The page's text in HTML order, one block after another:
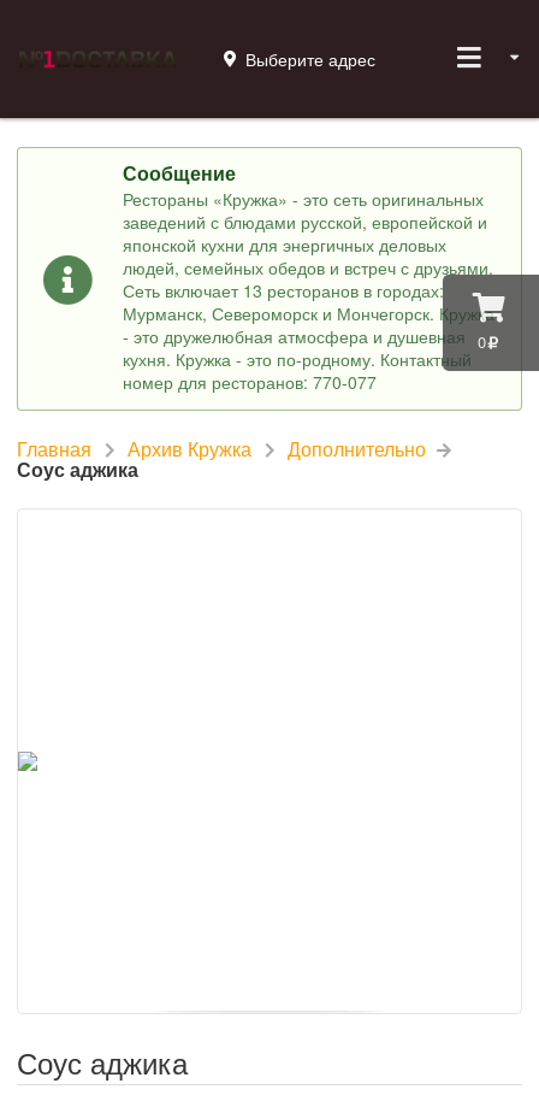
0
Выберите адрес
Сообщение
Рестораны «Кружка» - это сеть оригинальных
заведений с блюдами русской, европейской и
японской кухни для энергичных деловых
людей, семейных обедов и встреч с друзьями.
Сеть включает 13 ресторанов в городах:
Мурманск, Североморск и Мончегорск. Кружка
- это дружелюбная атмосфера и душевная
кухня. Кружка - это по-родному. Контактный
номер для ресторанов: 770-077
Главная Архив Кружка Дополнительно
Соус аджика
Соус аджика